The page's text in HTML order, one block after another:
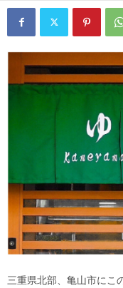
三重県北部、亀山市にこ